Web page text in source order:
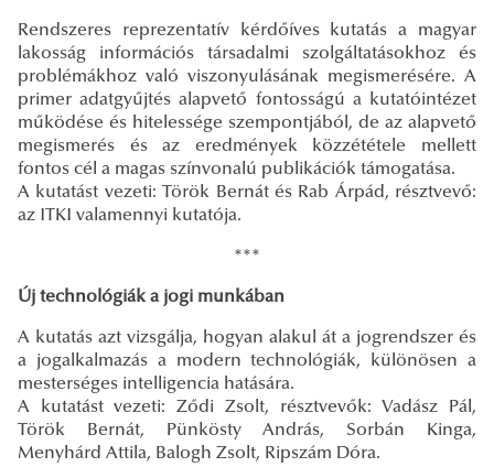
Rendszeres reprezentatív kérdőíves kutatás a magyar
lakosság információs társadalmi szolgáltatásokhoz és
problémákhoz való viszonyulásának megismerésére. A
primer adatgyűjtés alapvető fontosságú a kutatóintézet
működése és hitelessége szempontjából, de az alapvető
megismerés és az eredmények közzététele mellett
fontos cél a magas színvonalú publikációk támogatása.
A kutatást vezeti: Török Bernát és Rab Árpád, résztvevő:
az ITKI valamennyi kutatója.
***
Új technológiák a jogi munkában
A kutatás azt vizsgálja, hogyan alakul át a jogrendszer és
a jogalkalmazás a modern technológiák, különösen a
mesterséges intelligencia hatására.
A kutatást vezeti: Ződi Zsolt, résztvevők: Vadász Pál,
Török Bernát, Pünkösty András, Sorbán Kinga,
Menyhárd Attila, Balogh Zsolt, Ripszám Dóra.